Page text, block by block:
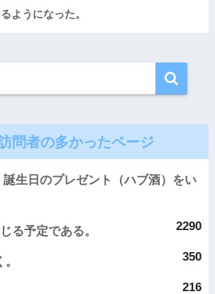
ようになった。
問者の多かったページ
生日のプレゼント（ハブ酒）をい
2290
る予定である。
350
216